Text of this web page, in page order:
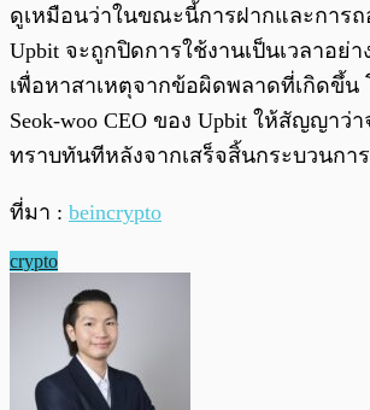
ดูเหมือนว่าในขณะนี้การฝากและการถ
Upbit จะถูกปิดการใช้งานเป็นเวลาอย่
เพื่อหาสาเหตุจากข้อผิดพลาดที่เกิดขึ้น
Seok-woo CEO ของ Upbit ให้สัญญาว่
ทราบทันทีหลังจากเสร็จสิ้นกระบวนกา
ที่มา : beincrypto
crypto